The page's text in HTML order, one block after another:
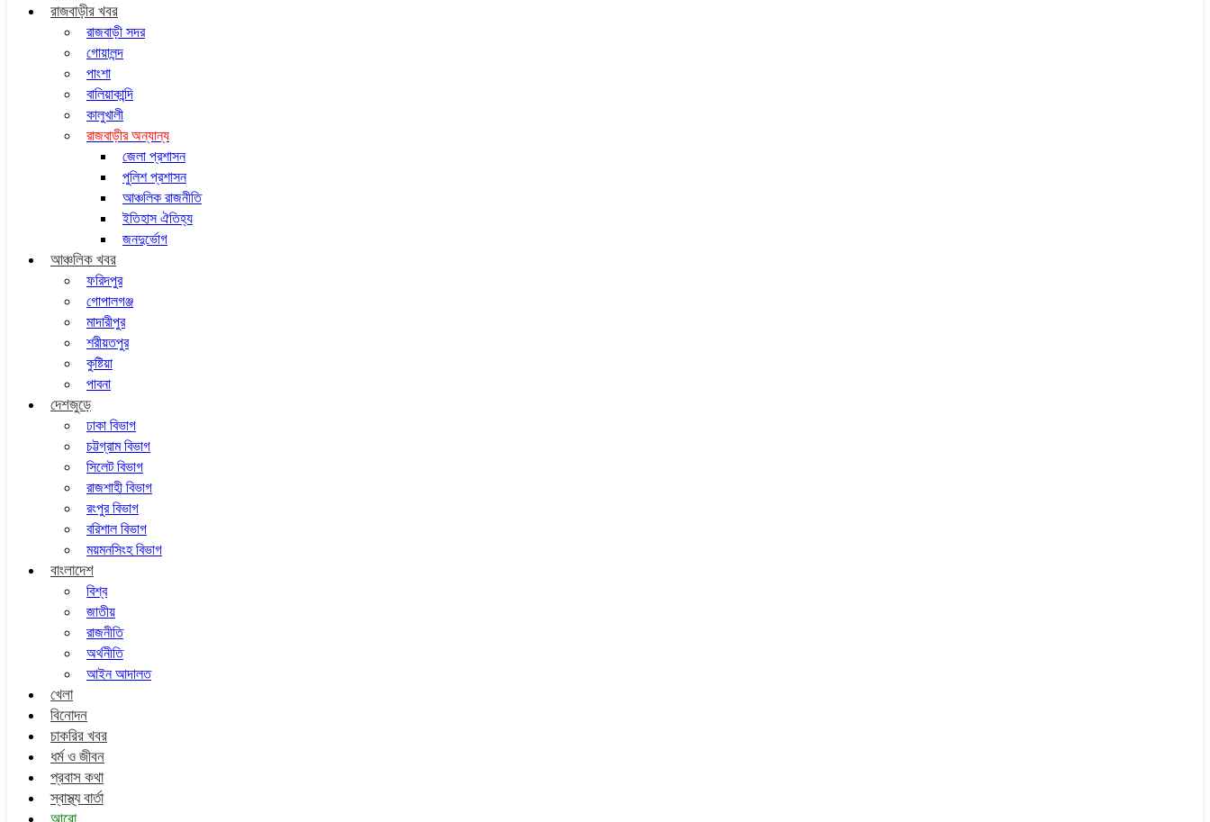
রাজবাড়ীর খবর
রাজবাড়ী সদর
গোয়ালন্দ
পাংশা
বালিয়াকান্দি
কালুখালী
রাজবাড়ীর অন্যান্য
জেলা প্রশাসন
পুলিশ প্রশাসন
আঞ্চলিক রাজনীতি
ইতিহাস ঐতিহ্য
জনদুর্ভোগ
আঞ্চলিক খবর
ফরিদপুর
গোপালগঞ্জ
মাদারীপুর
শরীয়তপুর
কুষ্টিয়া
পাবনা
দেশজুড়ে
ঢাকা বিভাগ
চট্টগ্রাম বিভাগ
সিলেট বিভাগ
রাজশাহী বিভাগ
রংপুর বিভাগ
বরিশাল বিভাগ
ময়মনসিংহ বিভাগ
বাংলাদেশ
বিশ্ব
জাতীয়
রাজনীতি
অর্থনীতি
আইন আদালত
খেলা
বিনোদন
চাকরির খবর
ধর্ম ও জীবন
প্রবাস কথা
স্বাস্থ্য বার্তা